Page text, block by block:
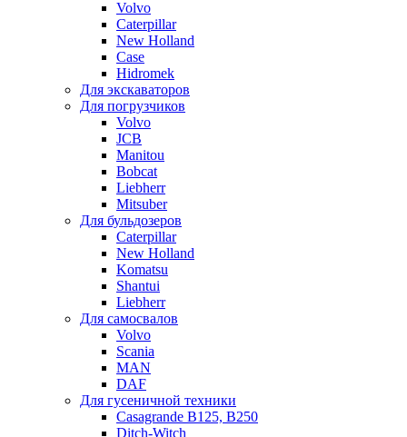
Volvo
Caterpillar
New Holland
Case
Hidromek
Для экскаваторов
Для погрузчиков
Volvo
JCB
Manitou
Bobcat
Liebherr
Mitsuber
Для бульдозеров
Caterpillar
New Holland
Komatsu
Shantui
Liebherr
Для самосвалов
Volvo
Scania
MAN
DAF
Для гусеничной техники
Casagrande B125, B250
Ditch-Witch